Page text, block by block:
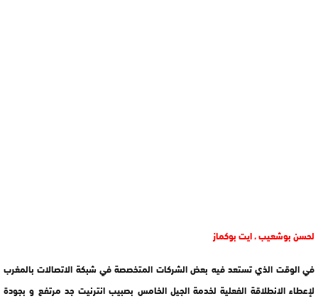
لحسن بوشعيب ، ايت بوكماز
في الوقت الذي تستعد فيه بعض الشركات المتخصصة في شبكة الاتصالات بالمغرب
لإعطاء الانطلاقة الفعلية لخدمة الجيل الخامس بصبيب انترنيت جد مرتفع و بجودة